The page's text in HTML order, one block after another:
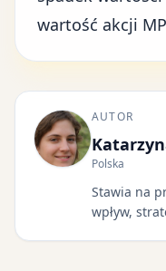
wartość akcji
AUTOR
Polska
Stawia na
wpływ,